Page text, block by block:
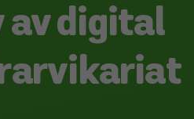
av digital